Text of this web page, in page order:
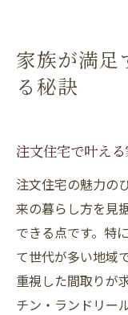
家族が満足
る秘訣
注文住宅で叶え
注文住宅の魅力の
来の暮らし方を見
できる点です。特
て世代が多い地域
重視した間取りが
チン・ランドリー